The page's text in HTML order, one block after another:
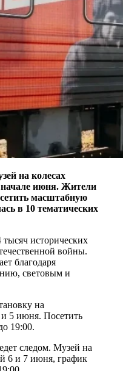
на колесах
начале июня. Жители
масштабную
в 10 тематических
тысяч исторических
войны.
благодаря
световым и
на
5 июня. Посетить
19:00.
следом. Музей на
6 и 7 июня, график